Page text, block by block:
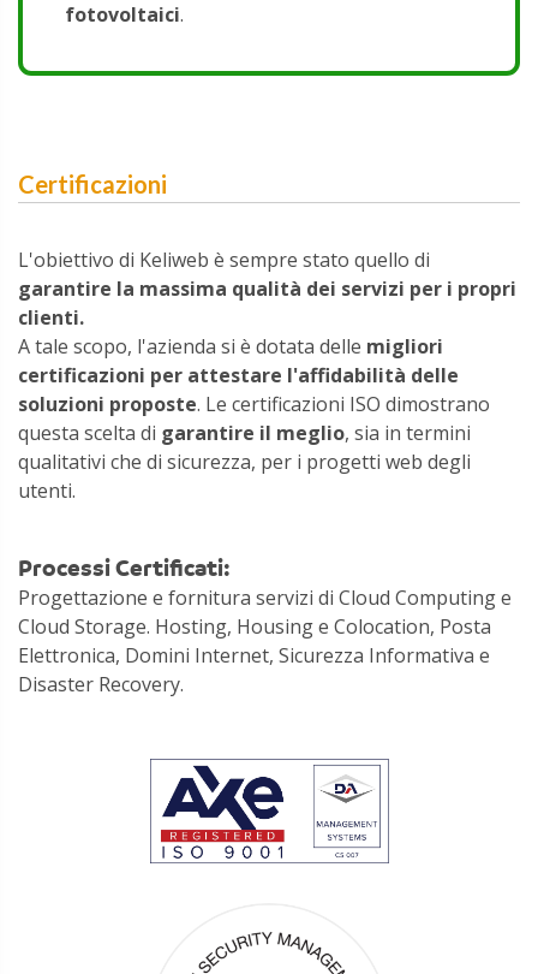
fotovoltaici.
Certificazioni
L'obiettivo di Keliweb è sempre stato quello di
garantire la massima qualità dei servizi per i propri
clienti.
A tale scopo, l'azienda si è dotata delle migliori
certificazioni per attestare l'affidabilità delle
soluzioni proposte. Le certificazioni ISO dimostrano
questa scelta di garantire il meglio, sia in termini
qualitativi che di sicurezza, per i progetti web degli
utenti.
Processi Certificati:
Progettazione e fornitura servizi di Cloud Computing e
Cloud Storage. Hosting, Housing e Colocation, Posta
Elettronica, Domini Internet, Sicurezza Informativa e
Disaster Recovery.